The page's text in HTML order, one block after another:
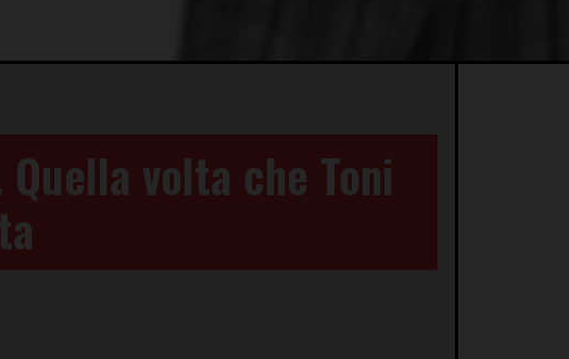
volta che Toni